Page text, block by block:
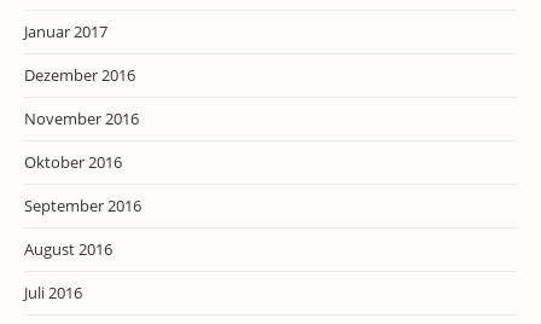
Januar 2017
Dezember 2016
November 2016
Oktober 2016
September 2016
August 2016
Juli 2016